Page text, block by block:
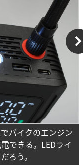
バイクのエンジン
できる。LEDライ
ろう。